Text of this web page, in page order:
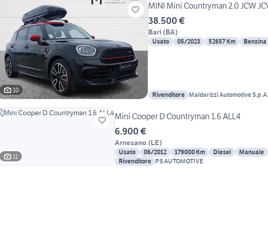
10
MINI Mini Countryman 2.0 JCW
38.500 €
Bari (BA)
Usato 05/2023 52657 Km Benzina
Rivenditore Maldarizzi Automotive S.p.A.
11
Mini Cooper D Countryman 1.6 ALL4
6.900 €
Arnesano (LE)
Usato 06/2012 179000 Km Diesel Manuale
Rivenditore PS AUTOMOTIVE